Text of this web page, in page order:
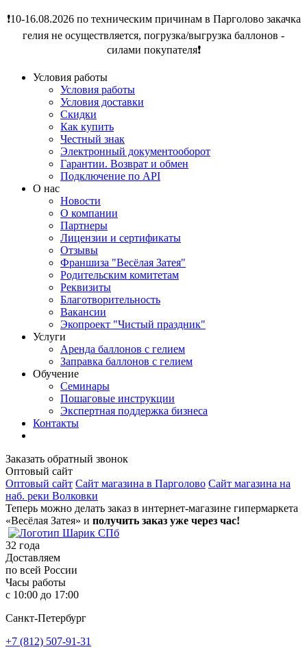
❗️10-16.08.2026 по техническим причинам в Парголово закачка
гелия не осуществляется, погрузка/выгрузка баллонов -
силами покупателя❗️
Условия работы
Условия работы
Условия доставки
Скидки
Как купить
Честный знак
Электронный документооборот
Гарантии. Возврат и обмен
Подключение по API
О нас
Новости
О компании
Партнеры
Лицензии и сертификаты
Отзывы
Франшиза "Весёлая Затея"
Родительским комитетам
Реквизиты
Благотворительность
Вакансии
Экопроект "Чистый праздник"
Услуги
Аренда баллонов с гелием
Заправка баллонов с гелием
Обучение
Семинары
Пошаговые инструкции
Экспертная поддержка бизнеса
Контакты
Заказать обратный звонок
Оптовый сайт
Оптовый сайт Сайт магазина в Парголово Сайт магазина на
наб. реки Волковки
Теперь можно делать заказ в интернет-магазине гипермаркета
«Весёлая Затея» и получить заказ уже через час!
32 года
Доставляем
по всей России
Часы работы
с 10:00 до 17:00
Санкт-Петербург
+7 (812) 507-91-31